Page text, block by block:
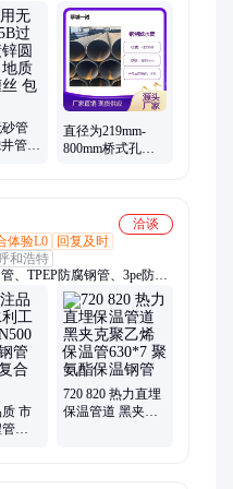
管
管
直径为219mm-
800mm桥式孔或
洽谈
体验L0
回复及时
和浩特
、TPEP防腐钢管、3pe防腐
钢蒸汽直埋保温管
市
道
720 820 热力直埋
保温管道 黑夹克